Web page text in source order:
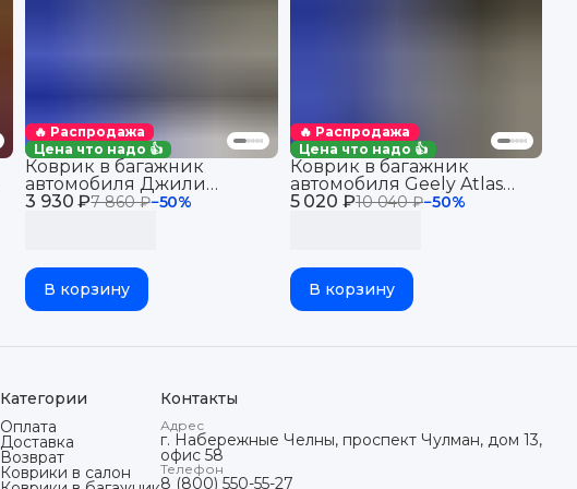
🔥 Распродажа
Цена что надо 👍
3 930 ₽7 860 ₽−50%
Коврик в багажник
автомобиля Джили
Тугелла (2019-), Geely
В корзину
🔥 Распродажа
Цена что надо 👍
5 020 ₽10 040 ₽−50%
Коврик в багажник
автомобиля Geely Atlas
Pro (2021-23), Джили
В корзину
Категории
Оплата
Доставка
Возврат
Коврики в салон
Контакты
Адрес
г. Набережные Челны, проспект Чулман, дом 13,
офис 58
Телефон
8 (800) 550-55-27